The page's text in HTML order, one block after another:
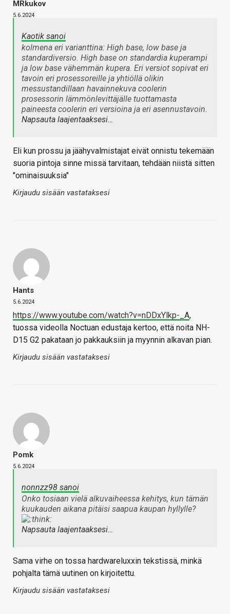
MRkukov
5.6.2024
Kaotik sanoi
kolmena eri varianttina: High base, low base ja
standardiversio. High base on standardia kuperampi
ja low base vähemmän kupera. Eri versiot sopivat eri
tavoin eri prosessoreille ja yhtiöllä olikin
messustandillaan havainnekuva coolerin
prosessorin lämmönlevittäjälle tuottamasta
paineesta coolerin eri versioina ja eri asennustavoin.
Napsauta laajentaaksesi…
Eli kun prossu ja jäähyvalmistajat eivät onnistu tekemään
suoria pintoja sinne missä tarvitaan, tehdään niistä sitten
"ominaisuuksia"
Kirjaudu sisään vastataksesi
Hants
5.6.2024
https://www.youtube.com/watch?v=nDDxYlkp-_A,
tuossa videolla Noctuan edustaja kertoo, että noita NH-
D15 G2 pakataan jo pakkauksiin ja myynnin alkavan pian.
Kirjaudu sisään vastataksesi
Pomk
5.6.2024
nonnzz98 sanoi
Onko tosiaan vielä alkuvaiheessa kehitys, kun tämän
kuukauden aikana pitäisi saapua kaupan hyllylle?
Napsauta laajentaaksesi…
Sama virhe on tossa hardwareluxxin tekstissä, minkä
pohjalta tämä uutinen on kirjoitettu.
Kirjaudu sisään vastataksesi